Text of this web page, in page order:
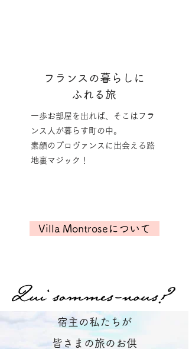
フランスの暮らしに
ふれる旅
一歩お部屋を出れば、そこはフラ
ンス人が暮らす町の中。
素顔のプロヴァンスに出会える路
地裏マジック！
Villa Montroseについて
宿主の私たちが
皆さまの旅のお供